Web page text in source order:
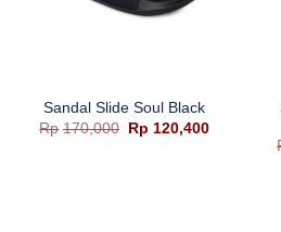
Sandal Slide Soul Black
Rp 170,000
Harga
aslinya
Rp 120,400Harga